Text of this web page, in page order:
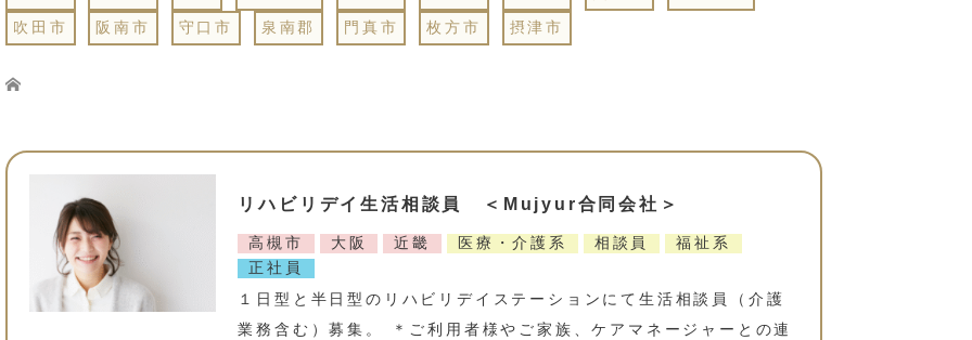
吹田市
阪南市 守口市 泉南郡 門真市 枚方市 摂津市
Home
リハビリデイ生活相談員 ＜Mujyur合同会社＞
高槻市 大阪 近畿 医療・介護系 相談員
福祉系
正社員
１日型と半日型のリハビリデイステーションにて生活相談員（介護
業務含む）募集。 ＊ご利用者様やご家族、ケアマネージャーとの連